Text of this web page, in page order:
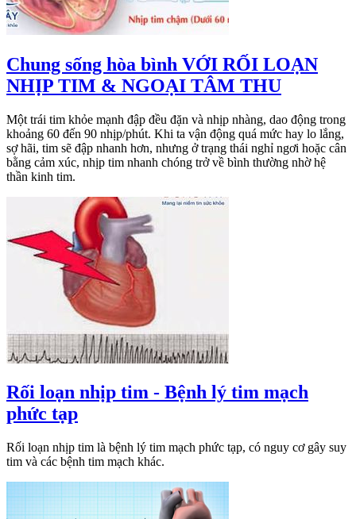
Chung sống hòa bình VỚI RỐI LOẠN
NHỊP TIM & NGOẠI TÂM THU
Một trái tim khỏe mạnh đập đều đặn và nhịp nhàng, dao động trong
khoảng 60 đến 90 nhịp/phút. Khi ta vận động quá mức hay lo lắng,
sợ hãi, tim sẽ đập nhanh hơn, nhưng ở trạng thái nghỉ ngơi hoặc cân
bằng cảm xúc, nhịp tim nhanh chóng trở về bình thường nhờ hệ
thần kinh tim.
Rối loạn nhịp tim - Bệnh lý tim mạch
phức tạp
Rối loạn nhịp tim là bệnh lý tim mạch phức tạp, có nguy cơ gây suy
tim và các bệnh tim mạch khác.